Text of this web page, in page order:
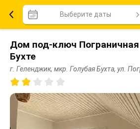
Выберите даты
Дом под-ключ Пограничная
Бухте
г. Геленджик, мкр. Голубая Бухта, ул.